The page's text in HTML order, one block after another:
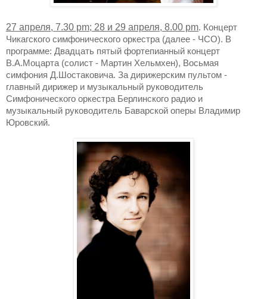
27 апреля, 7.30 pm; 28 и 29 апреля, 8.00 pm. Концерт
Чикагского симфонического оркестра (далее - ЧСО). В
программе: Двадцать пятый фортепианный концерт
В.А.Моцарта (солист - Мартин Хельмхен), Восьмая
симфония Д.Шостаковича. За дирижерским пультом -
главный дирижер и музыкальный руководитель
Симфонического оркестра Берлинского радио и
музыкальный руководитель Баварской оперы Владимир
Юровский.